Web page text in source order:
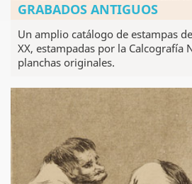
GRABADOS ANTIGUOS
Un amplio catálogo de estampas
XX, estampadas por la Calcografía
planchas originales.